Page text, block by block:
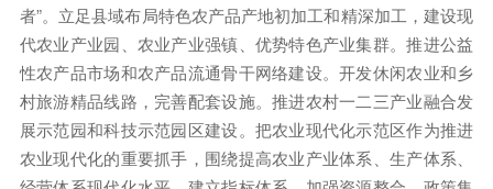
者”。立足县域布局特色农产品产地初加工和精深加工，建设现
代农业产业园、农业产业强镇、优势特色产业集群。推进公益
性农产品市场和农产品流通骨干网络建设。开发休闲农业和乡
村旅游精品线路，完善配套设施。推进农村一二三产业融合发
展示范园和科技示范园区建设。把农业现代化示范区作为推进
农业现代化的重要抓手，围绕提高农业产业体系、生产体系、